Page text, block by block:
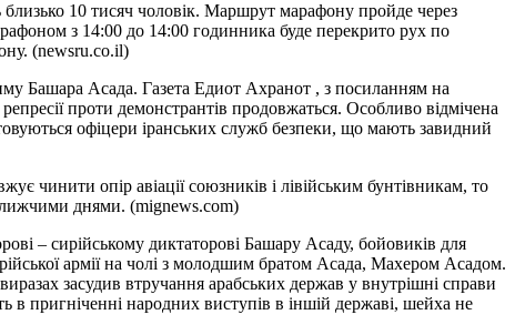
10 тисяч чоловік. Маршрут марафону пройде через
з 14:00 до 14:00 годинника буде перекрито рух по
(newsru.co.il)
Башара Асада. Газета Едиот Ахранот , з посиланням на
проти демонстрантів продовжаться. Особливо відмічена
офіцери іранських служб безпеки, що мають завидний
чинити опір авіації союзників і лівійським бунтівникам, то
днями. (mignews.com)
– сирійському диктаторові Башару Асаду, бойовиків для
армії на чолі з молодшим братом Асада, Махером Асадом.
засудив втручання арабських держав у внутрішні справи
в пригніченні народних виступів в іншій державі, шейха не